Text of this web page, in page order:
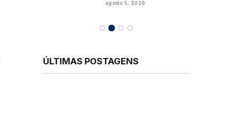
agosto 5, 2026
ÚLTIMAS POSTAGENS